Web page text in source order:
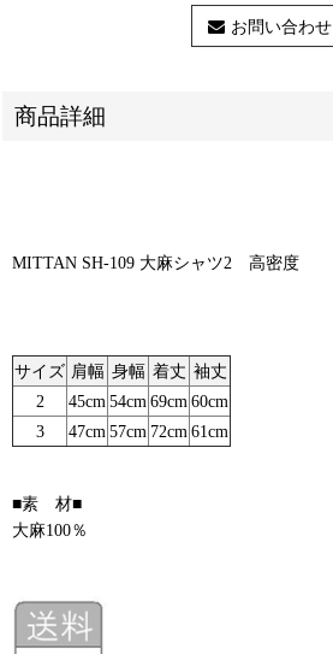
お問い合わせ
商品詳細
MITTAN SH-109 大麻シャツ2 高密度
サイズ 肩幅 身幅 着丈 袖丈
2
45cm 54cm 69cm 60cm
3
47cm 57cm 72cm 61cm
■素 材■
大麻100％